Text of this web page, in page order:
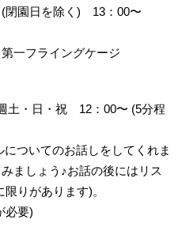
(閉園日を除く) 13：00〜
一フライングケージ
土・日・祝 12：00〜 (5分程
についてのお話しをしてくれま
ましょう♪お話の後にはリス
りがあります)。
必要)